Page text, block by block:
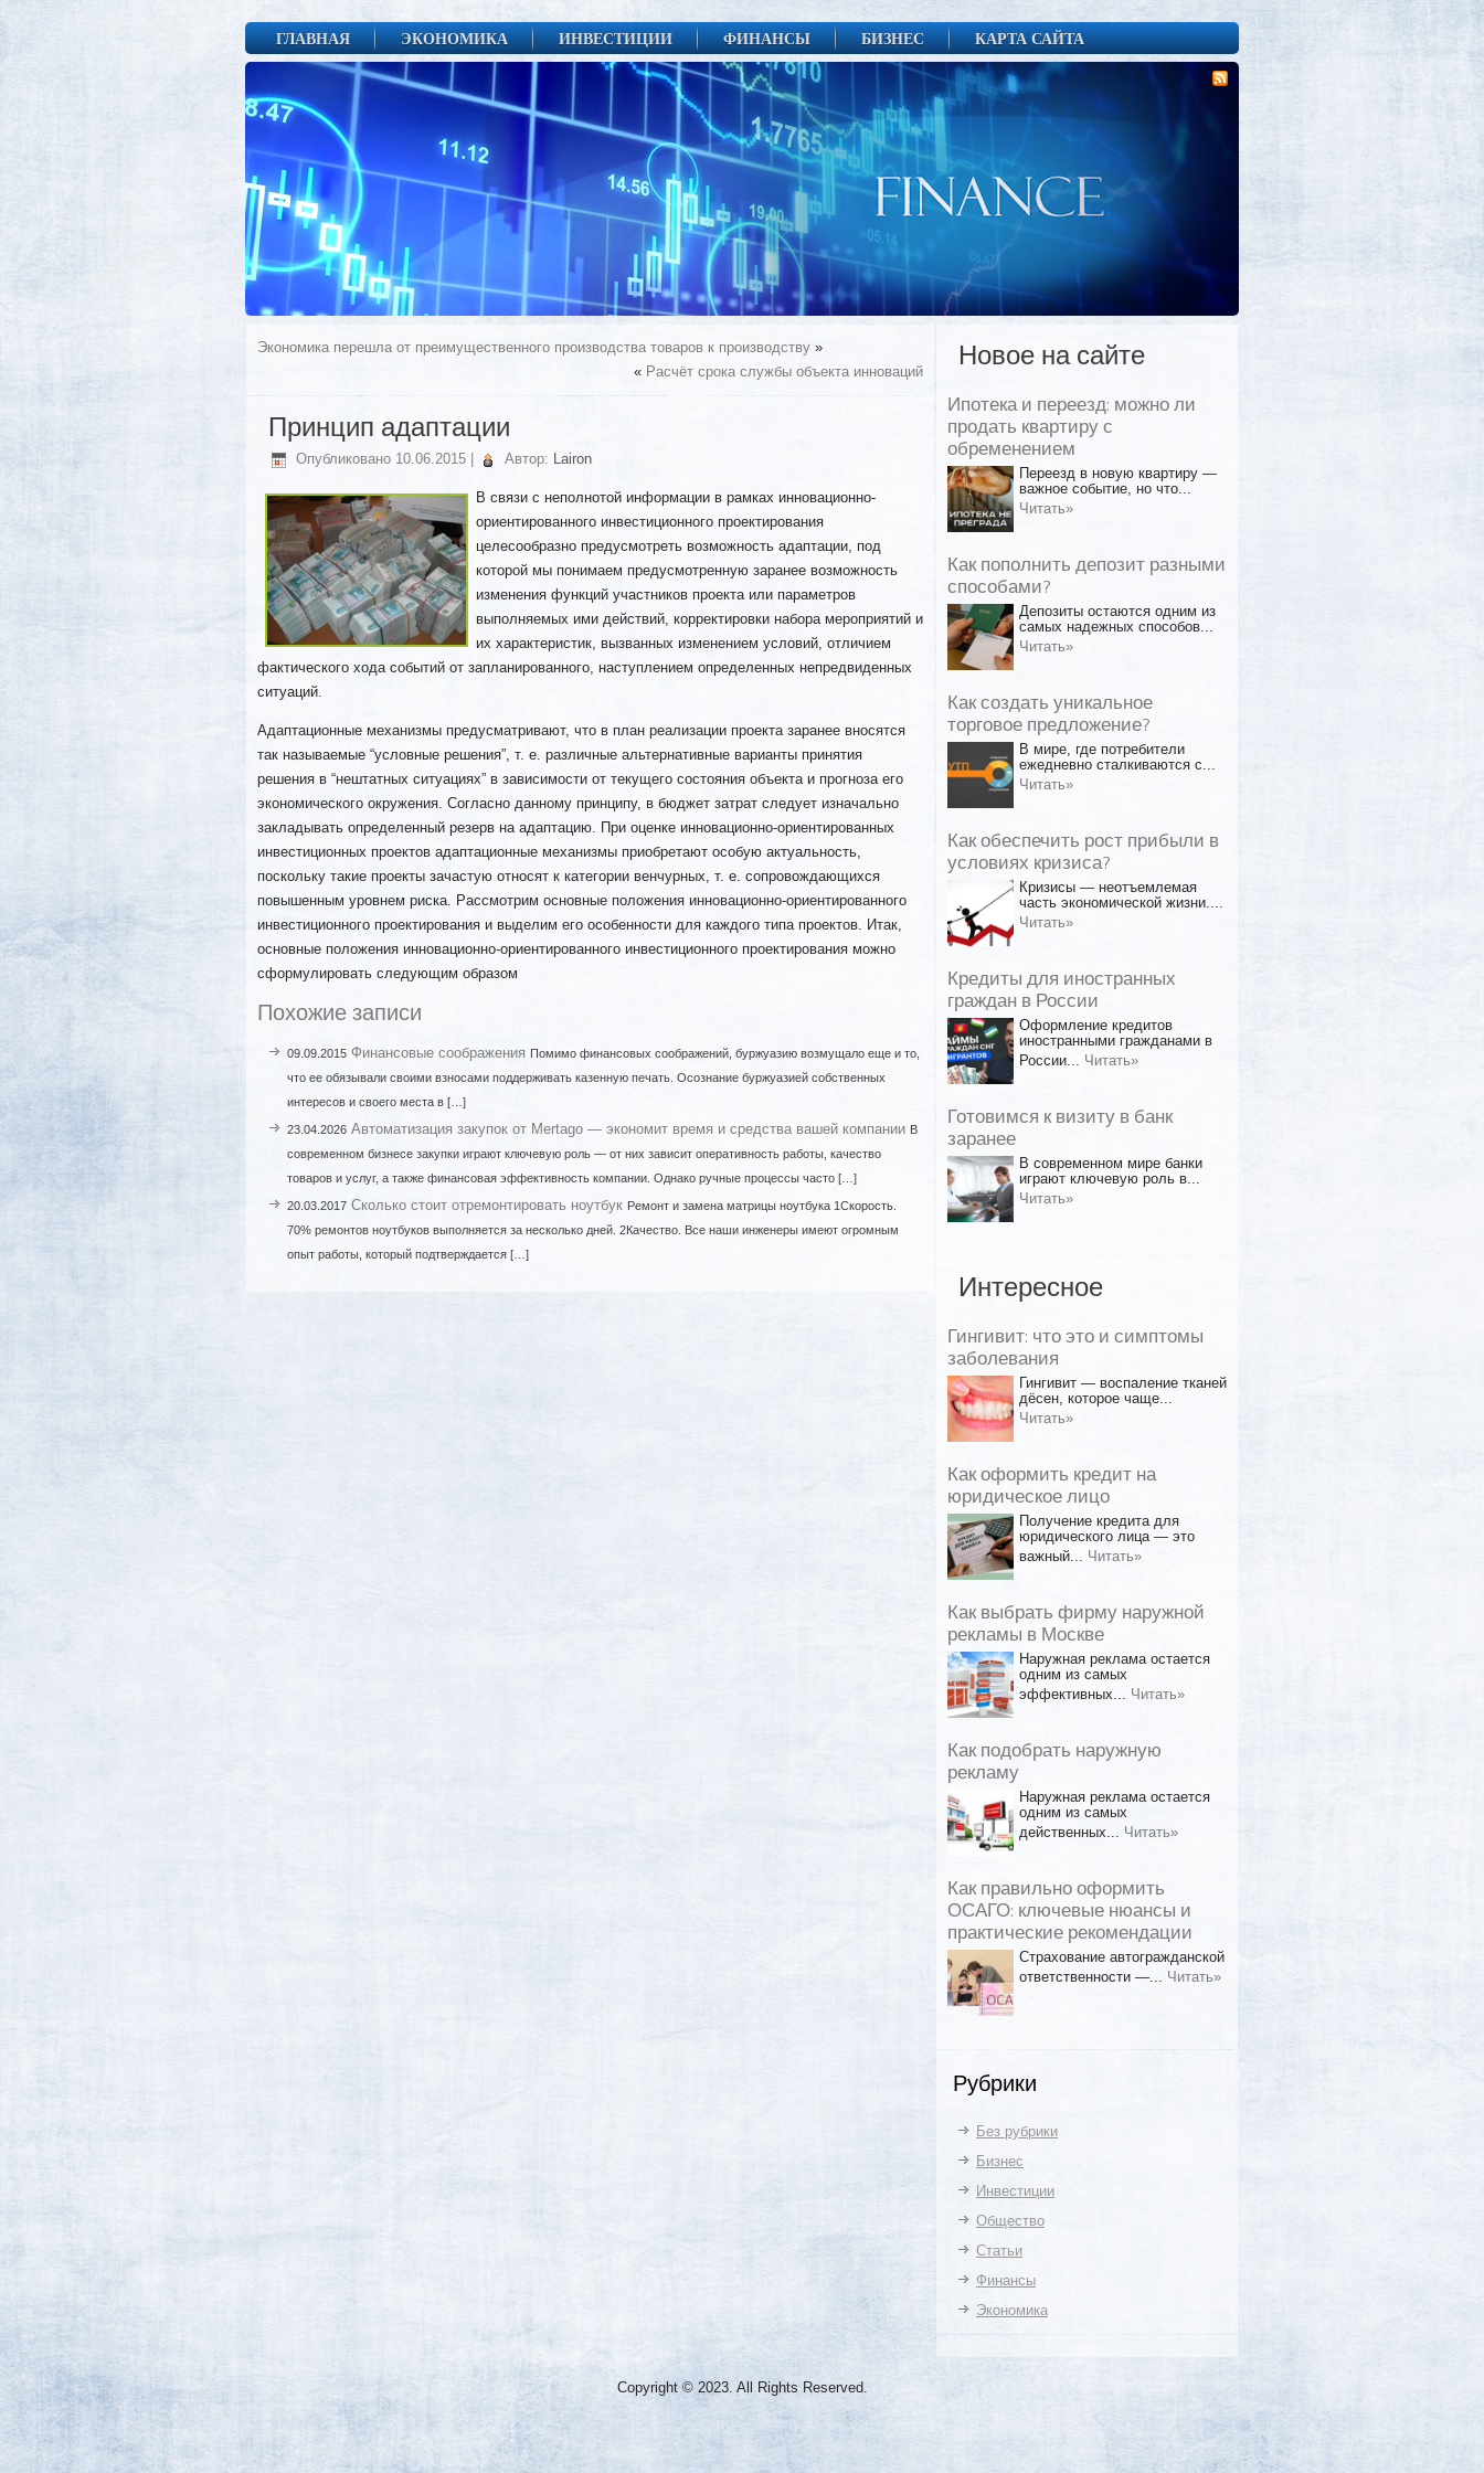
ГЛАВНАЯ ЭКОНОМИКА ИНВЕСТИЦИИ ФИНАНСЫ БИЗНЕС КАРТА САЙТА
Экономика перешла от преимущественного производства товаров к производству »
« Расчёт срока службы объекта инноваций
Принцип адаптации
Опубликовано 10.06.2015 Автор: Lairon
В связи с неполнотой информации в рамках инновационно-
ориентированного инвестиционного проектирования
целесообразно предусмотреть возможность адаптации, под
которой мы понимаем предусмотренную заранее возможность
изменения функций участников проекта или параметров
выполняемых ими действий, корректировки набора мероприятий и
их характеристик, вызванных изменением условий, отличием
фактического хода событий от запланированного, наступлением определенных непредвиденных
ситуаций.
Адаптационные механизмы предусматривают, что в план реализации проекта заранее вносятся
так называемые “условные решения”, т. е. различные альтернативные варианты принятия
решения в “нештатных ситуациях” в зависимости от текущего состояния объекта и прогноза его
экономического окружения. Согласно данному принципу, в бюджет затрат следует изначально
закладывать определенный резерв на адаптацию. При оценке инновационно-ориентированных
инвестиционных проектов адаптационные механизмы приобретают особую актуальность,
поскольку такие проекты зачастую относят к категории венчурных, т. е. сопровождающихся
повышенным уровнем риска. Рассмотрим основные положения инновационно-ориентированного
инвестиционного проектирования и выделим его особенности для каждого типа проектов. Итак,
основные положения инновационно-ориентированного инвестиционного проектирования можно
сформулировать следующим образом
Похожие записи
09.09.2015 Финансовые соображения Помимо финансовых соображений, буржуазию возмущало еще и то,
что ее обязывали своими взносами поддерживать казенную печать. Осознание буржуазией собственных
интересов и своего места в […]
23.04.2026 Автоматизация закупок от Mertago — экономит время и средства вашей компании В
современном бизнесе закупки играют ключевую роль — от них зависит оперативность работы, качество
товаров и услуг, а также финансовая эффективность компании. Однако ручные процессы часто […]
20.03.2017 Сколько стоит отремонтировать ноутбук Ремонт и замена матрицы ноутбука 1Скорость.
70% ремонтов ноутбуков выполняется за несколько дней. 2Качество. Все наши инженеры имеют огромным
опыт работы, который подтверждается […]
Новое на сайте
Ипотека и переезд: можно ли
продать квартиру с
обременением
Переезд в новую квартиру —
важное событие, но что...
Читать»
Как пополнить депозит разными
способами?
Депозиты остаются одним из
самых надежных способов...
Читать»
Как создать уникальное
торговое предложение?
В мире, где потребители
ежедневно сталкиваются с...
Читать»
Как обеспечить рост прибыли в
условиях кризиса?
Кризисы — неотъемлемая
часть экономической жизни....
Читать»
Кредиты для иностранных
граждан в России
Оформление кредитов
иностранными гражданами в
России... Читать»
Готовимся к визиту в банк
заранее
В современном мире банки
играют ключевую роль в...
Читать»
Интересное
Гингивит: что это и симптомы
заболевания
Гингивит — воспаление тканей
дёсен, которое чаще...
Читать»
Как оформить кредит на
юридическое лицо
Получение кредита для
юридического лица — это
важный... Читать»
Как выбрать фирму наружной
рекламы в Москве
Наружная реклама остается
одним из самых
эффективных... Читать»
Как подобрать наружную
рекламу
Наружная реклама остается
одним из самых
действенных... Читать»
Как правильно оформить
ОСАГО: ключевые нюансы и
практические рекомендации
Страхование автогражданской
ответственности —... Читать»
Рубрики
Без рубрики
Бизнес
Инвестиции
Общество
Статьи
Финансы
Экономика
Copyright © 2023. All Rights Reserved.